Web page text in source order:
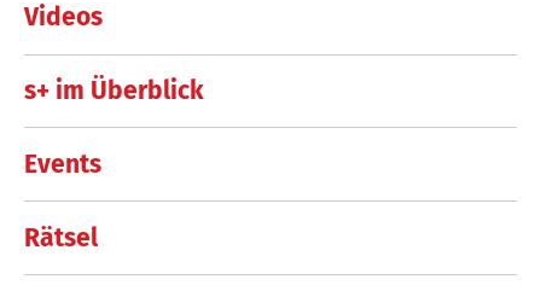
Videos
s+ im Überblick
Events
Rätsel